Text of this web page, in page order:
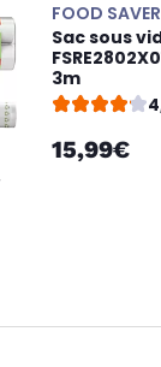
FOOD SAVER
Sac sous
3m
15,99€